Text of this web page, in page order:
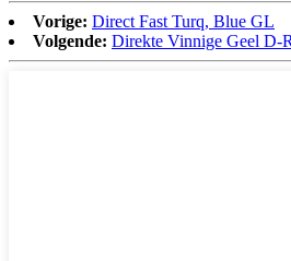
Vorige: Direct Fast Turq, Blue GL
Volgende: Direkte Vinnige Geel D-